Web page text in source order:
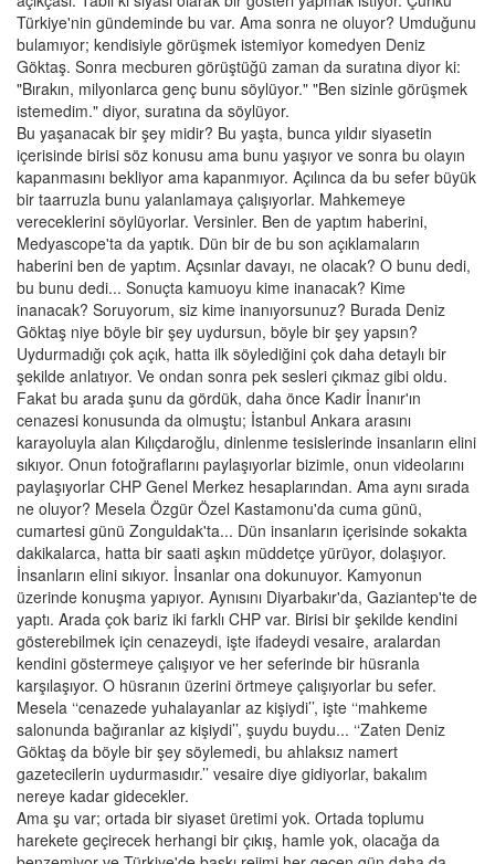
Türkiye'nin gündeminde bu var. Ama sonra ne oluyor? Umduğunu
bulamıyor; kendisiyle görüşmek istemiyor komedyen Deniz
Göktaş. Sonra mecburen görüştüğü zaman da suratına diyor ki:
"Bırakın, milyonlarca genç bunu söylüyor." "Ben sizinle görüşmek
istemedim." diyor, suratına da söylüyor.
Bu yaşanacak bir şey midir? Bu yaşta, bunca yıldır siyasetin
içerisinde birisi söz konusu ama bunu yaşıyor ve sonra bu olayın
kapanmasını bekliyor ama kapanmıyor. Açılınca da bu sefer büyük
bir taarruzla bunu yalanlamaya çalışıyorlar. Mahkemeye
vereceklerini söylüyorlar. Versinler. Ben de yaptım haberini,
Medyascope'ta da yaptık. Dün bir de bu son açıklamaların
haberini ben de yaptım. Açsınlar davayı, ne olacak? O bunu dedi,
bu bunu dedi... Sonuçta kamuoyu kime inanacak? Kime
inanacak? Soruyorum, siz kime inanıyorsunuz? Burada Deniz
Göktaş niye böyle bir şey uydursun, böyle bir şey yapsın?
Uydurmadığı çok açık, hatta ilk söylediğini çok daha detaylı bir
şekilde anlatıyor. Ve ondan sonra pek sesleri çıkmaz gibi oldu.
Fakat bu arada şunu da gördük, daha önce Kadir İnanır'ın
cenazesi konusunda da olmuştu; İstanbul Ankara arasını
karayoluyla alan Kılıçdaroğlu, dinlenme tesislerinde insanların elini
sıkıyor. Onun fotoğraflarını paylaşıyorlar bizimle, onun videolarını
paylaşıyorlar CHP Genel Merkez hesaplarından. Ama aynı sırada
ne oluyor? Mesela Özgür Özel Kastamonu'da cuma günü,
cumartesi günü Zonguldak'ta... Dün insanların içerisinde sokakta
dakikalarca, hatta bir saati aşkın müddetçe yürüyor, dolaşıyor.
İnsanların elini sıkıyor. İnsanlar ona dokunuyor. Kamyonun
üzerinde konuşma yapıyor. Aynısını Diyarbakır'da, Gaziantep'te de
yaptı. Arada çok bariz iki farklı CHP var. Birisi bir şekilde kendini
gösterebilmek için cenazeydi, işte ifadeydi vesaire, aralardan
kendini göstermeye çalışıyor ve her seferinde bir hüsranla
karşılaşıyor. O hüsranın üzerini örtmeye çalışıyorlar bu sefer.
Mesela ‘‘cenazede yuhalayanlar az kişiydi’’, işte ‘‘mahkeme
salonunda bağıranlar az kişiydi’’, şuydu buydu... ‘‘Zaten Deniz
Göktaş da böyle bir şey söylemedi, bu ahlaksız namert
gazetecilerin uydurmasıdır.’’ vesaire diye gidiyorlar, bakalım
nereye kadar gidecekler.
Ama şu var; ortada bir siyaset üretimi yok. Ortada toplumu
harekete geçirecek herhangi bir çıkış, hamle yok, olacağa da